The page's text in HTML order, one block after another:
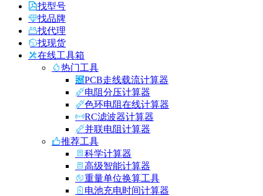
找型号
找品牌
找代理
找现货
在线工具箱
热门工具
PCB走线载流计算器
电阻分压计算器
色环电阻在线计算器
RC滤波器计算器
并联电阻计算器
推荐工具
科学计算器
高级智能计算器
重量单位换算工具
电池充电时间计算器